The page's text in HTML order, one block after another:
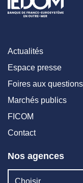
Actualités
Espace presse
Foires aux
Marchés publics
FICOM
Contact
Nos agences
Choisir